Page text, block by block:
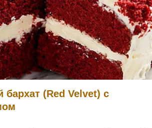
бархат (Red Velvet) с